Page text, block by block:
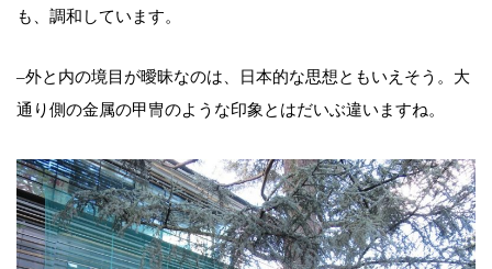
も、調和しています。
–外と内の境目が曖昧なのは、日本的な思想ともいえそう。大
通り側の金属の甲冑のような印象とはだいぶ違いますね。